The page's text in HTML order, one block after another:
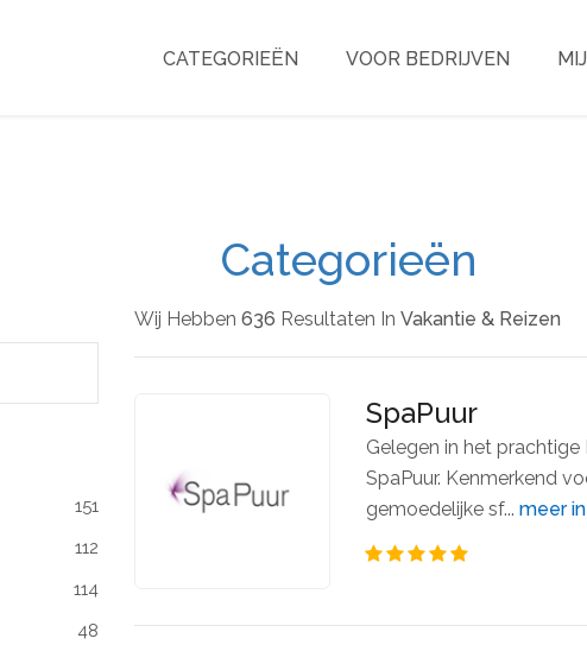
CATEGORIEËN VOOR BEDRIJVEN
Categorieën
151
112
114
48
Wij Hebben 636 Resultaten In Vakantie & Reizen
SpaPuur
Gelegen in het
SpaPuur. Kenmerkend
gemoedelijke sf... meer